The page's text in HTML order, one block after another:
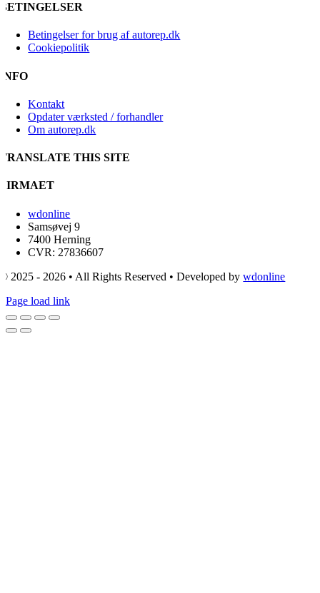
BETINGELSER
Betingelser for brug af autorep.dk
Cookiepolitik
INFO
Kontakt
Opdater værksted / forhandler
Om autorep.dk
TRANSLATE THIS SITE
FIRMAET
wdonline
Samsøvej 9
7400 Herning
CVR: 27836607
© 2025 - 2026 • All Rights Reserved • Developed bywdonline
Page load link